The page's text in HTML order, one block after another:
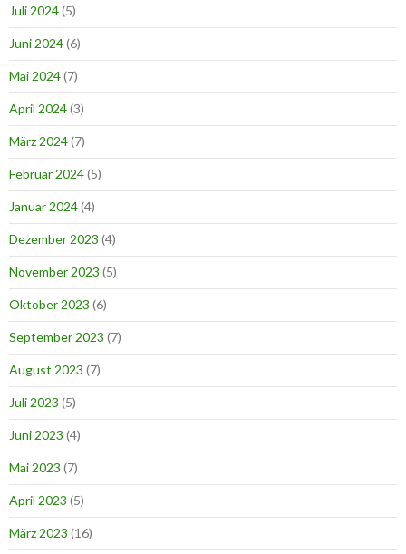
Juli 2024(5)
Juni 2024(6)
Mai 2024(7)
April 2024(3)
März 2024(7)
Februar 2024(5)
Januar 2024(4)
Dezember 2023 (4)
November 2023 (5)
Oktober 2023 (6)
September 2023 (7)
August 2023 (7)
Juli 2023 (5)
Juni 2023 (4)
Mai 2023 (7)
April 2023 (5)
März 2023 (16)